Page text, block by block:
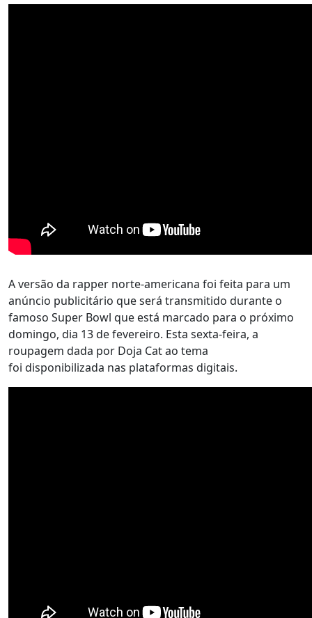
A versão da rapper norte-americana foi feita para um
anúncio publicitário que será transmitido durante o
famoso Super Bowl que está marcado para o próximo
domingo, dia 13 de fevereiro. Esta sexta-feira, a
roupagem dada por Doja Cat ao tema
foi disponibilizada nas plataformas digitais.